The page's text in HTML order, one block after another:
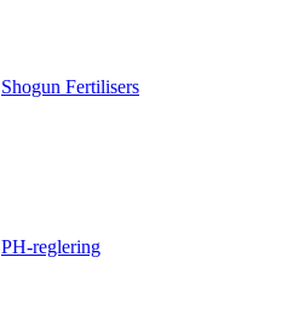
Shogun Fertilisers
PH-reglering